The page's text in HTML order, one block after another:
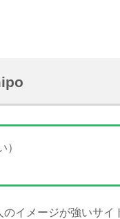
）
のイメージが強いサイ